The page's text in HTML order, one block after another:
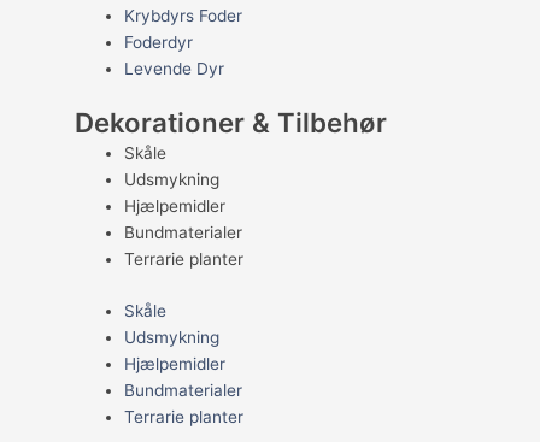
Krybdyrs Foder
Foderdyr
Levende Dyr
Dekorationer & Tilbehør
Skåle
Udsmykning
Hjælpemidler
Bundmaterialer
Terrarie planter
Skåle
Udsmykning
Hjælpemidler
Bundmaterialer
Terrarie planter